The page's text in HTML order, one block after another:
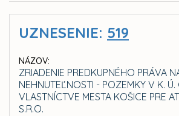
UZNESENIE: 519
NÁZOV:
ZRIADENIE PREDKUPNÉHO PRÁVA
NEHNUTEĽNOSTI - POZEMKY V K. Ú.
VLASTNÍCTVE MESTA KOŠICE PRE
S.R.O.